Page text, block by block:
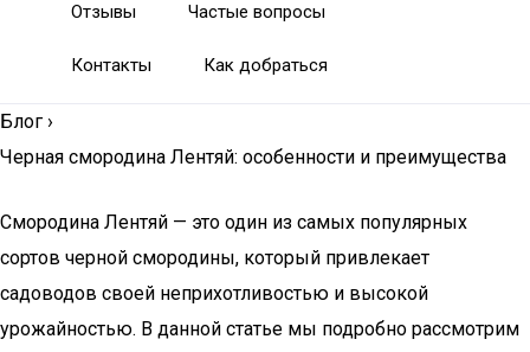
Отзывы Частые вопросы
Контакты Как добраться
Блог ›
Черная смородина Лентяй: особенности и преимущества
Смородина Лентяй — это один из самых популярных
сортов черной смородины, который привлекает
садоводов своей неприхотливостью и высокой
урожайностью. В данной статье мы подробно рассмотрим